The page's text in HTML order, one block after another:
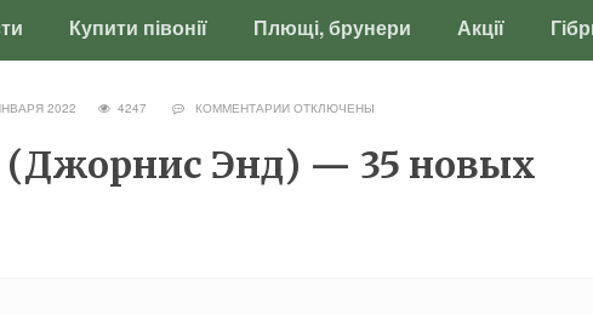
Купити півонії Плющі, брунери Акції
2022 4247 КОММЕНТАРИИ ОТКЛЮЧЕНЫ
(Джорнис Энд) — 35 новых